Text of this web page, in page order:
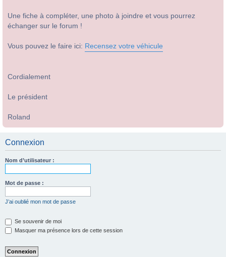
Une fiche à compléter, une photo à joindre et vous pourrez
échanger sur le forum !
Vous pouvez le faire ici: Recensez votre véhicule
Cordialement
Le président
Roland
Connexion
Nom d’utilisateur :
Mot de passe :
J’ai oublié mon mot de passe
Se souvenir de moi
Masquer ma présence lors de cette session